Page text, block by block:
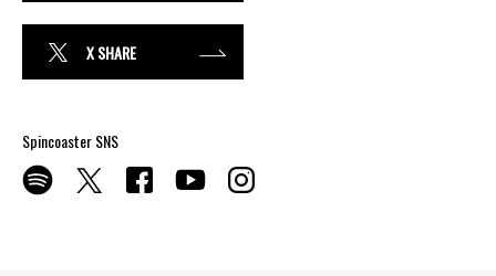
X SHARE
Spincoaster SNS